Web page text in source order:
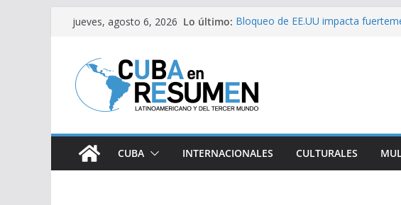
Saltar
contenido
jueves, agosto 6, 2026 Lo último: Bloqueo de EE.UU impacta
Sindicatos en Dakota del Norte
vs Cuba
CUBA INTERNACIONALES CULTURALES